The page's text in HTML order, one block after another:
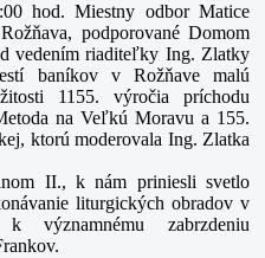
hod. Miestny odbor Matice
podporované Domom
vedením riaditeľky Ing. Zlatky
baníkov v Rožňave malú
1155. výročia príchodu
na Veľkú Moravu a 155.
ktorú moderovala Ing. Zlatka
II., k nám priniesli svetlo
liturgických obradov v
významnému zabrzdeniu